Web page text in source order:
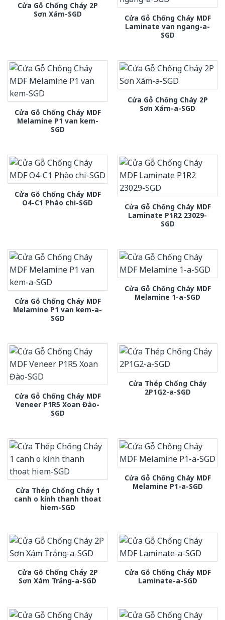
Cửa Gỗ Chống Cháy 2P
Sơn Xám-SGD
Cửa Gỗ Chống Cháy MDF
Laminate van ngang-a-
SGD
Cửa Gỗ Chống Cháy MDF
Melamine P1 van kem-
SGD
Cửa Gỗ Chống Cháy 2P
Sơn Xám-a-SGD
Cửa Gỗ Chống Cháy MDF
O4-C1 Phào chi-SGD
Cửa Gỗ Chống Cháy MDF
Laminate P1R2 23029-
SGD
Cửa Gỗ Chống Cháy MDF
Melamine P1 van kem-a-
SGD
Cửa Gỗ Chống Cháy MDF
Melamine 1-a-SGD
Cửa Gỗ Chống Cháy MDF
Veneer P1R5 Xoan Đào-
SGD
Cửa Thép Chống Cháy
2P1G2-a-SGD
Cửa Thép Chống Cháy 1
canh o kinh thanh thoat
hiem-SGD
Cửa Gỗ Chống Cháy MDF
Melamine P1-a-SGD
Cửa Gỗ Chống Cháy 2P
Sơn Xám Trắng-a-SGD
Cửa Gỗ Chống Cháy MDF
Laminate-a-SGD